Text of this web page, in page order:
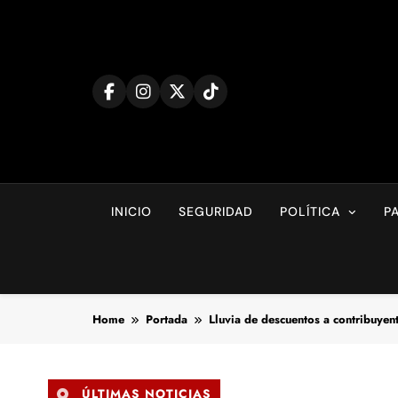
INICIO SEGURIDAD POLÍTICA
Home Portada Lluvia de descuentos a
ÚLTIMAS NOTICIAS